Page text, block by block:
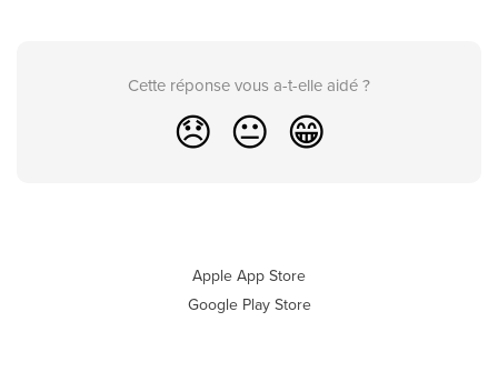
Cette réponse vous a-t-elle aidé ?
😞 😐 😁
Apple App Store
Google Play Store